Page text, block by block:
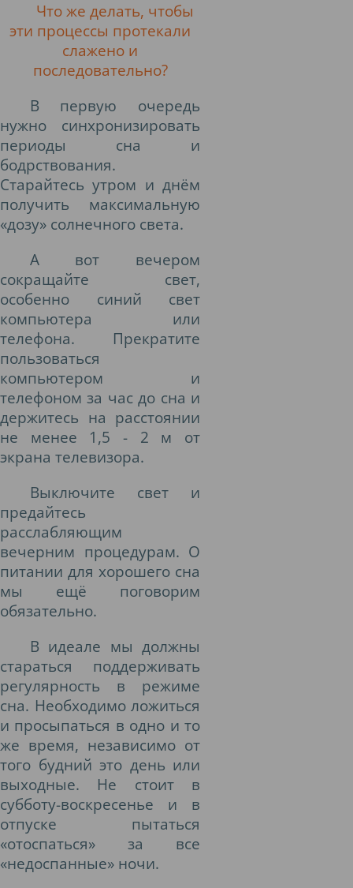
Что же делать, чтобы
эти процессы протекали
слажено и
последовательно?
В первую очередь
нужно синхронизировать
периоды сна и
бодрствования.
Старайтесь утром и днём
получить максимальную
«дозу» солнечного света.
А вот вечером
сокращайте свет,
особенно синий свет
компьютера или
телефона. Прекратите
пользоваться
компьютером и
телефоном за час до сна и
держитесь на расстоянии
не менее 1,5 - 2 м от
экрана телевизора.
Выключите свет и
предайтесь
расслабляющим
вечерним процедурам. О
питании для хорошего сна
мы ещё поговорим
обязательно.
В идеале мы должны
стараться поддерживать
регулярность в режиме
сна. Необходимо ложиться
и просыпаться в одно и то
же время, независимо от
того будний это день или
выходные. Не стоит в
субботу-воскресенье и в
отпуске пытаться
«отоспаться» за все
«недоспанные» ночи.